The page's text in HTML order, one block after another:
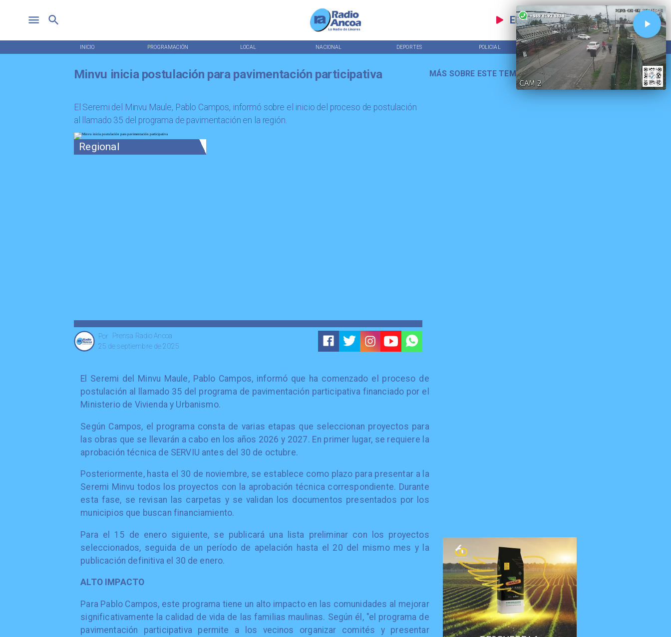
EN VIVO
INICIO PROGRAMACIÓN LOCAL NACIONAL DEPORTES POLICIAL TENDENCIAS
Regional
Prensa Radio Ancoa
Por
25 de septiembre de 2025
MÁS SOBRE ESTE TEMA
Minvu inicia postulación para pavimentación participativa
El Seremi del Minvu Maule, Pablo Campos, informó sobre el inicio del proceso de postulación
al llamado 35 del programa de pavimentación en la región.
El Seremi del Minvu Maule, Pablo Campos, informó que ha comenzado el proceso de
postulación al llamado 35 del programa de pavimentación participativa financiado por el
Ministerio de Vivienda y Urbanismo.
Según Campos, el programa consta de varias etapas que seleccionan proyectos para
las obras que se llevarán a cabo en los años 2026 y 2027. En primer lugar, se requiere la
aprobación técnica de SERVIU antes del 30 de octubre.
Posteriormente, hasta el 30 de noviembre, se establece como plazo para presentar a la
Seremi Minvu todos los proyectos con la aprobación técnica correspondiente. Durante
esta fase, se revisan las carpetas y se validan los documentos presentados por los
municipios que buscan financiamiento.
Para el 15 de enero siguiente, se publicará una lista preliminar con los proyectos
seleccionados, seguida de un período de apelación hasta el 20 del mismo mes y la
publicación definitiva el 30 de enero.
ALTO IMPACTO
Para Pablo Campos, este programa tiene un alto impacto en las comunidades al mejorar
significativamente la calidad de vida de las familias maulinas. Según él, "el programa de
pavimentación participativa permite a los vecinos organizar comités y presentar